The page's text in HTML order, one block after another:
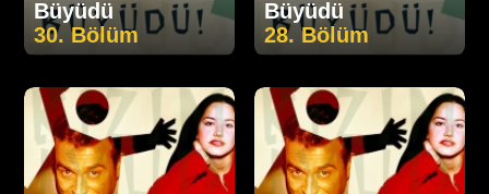
Büyüdü
30. Bölüm
Büyüdü
28. Bölüm